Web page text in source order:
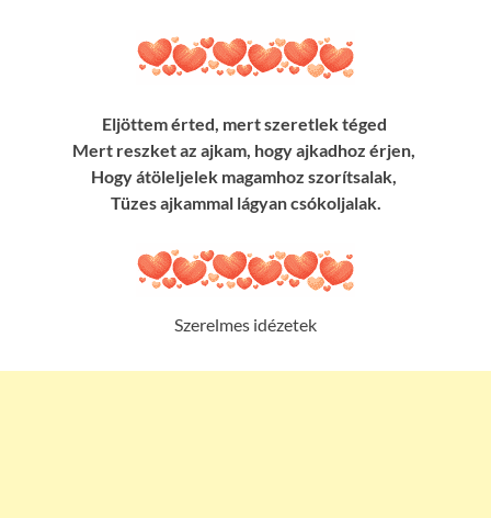
Eljöttem érted, mert szeretlek téged
Mert reszket az ajkam, hogy ajkadhoz érjen,
Hogy átöleljelek magamhoz szorítsalak,
Tüzes ajkammal lágyan csókoljalak.
Szerelmes idézetek